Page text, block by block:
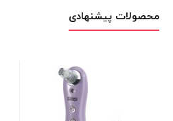
محصولات پیشنهادی